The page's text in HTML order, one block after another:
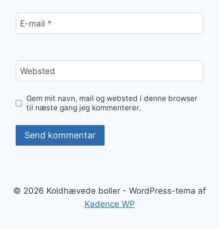
E-mail *
Websted
Gem mit navn, mail og websted i denne browser
til næste gang jeg kommenterer.
© 2026 Koldhævede boller - WordPress-tema af
Kadence WP